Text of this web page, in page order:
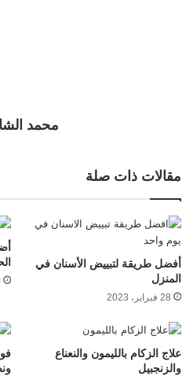
محمد
مقالات ذات صلة
أفضل طريقة لتبييض الأسنان في
المنزل
28 فبراير، 2023
علاج الزكام بالليمون والنعناع
والزنجبيل